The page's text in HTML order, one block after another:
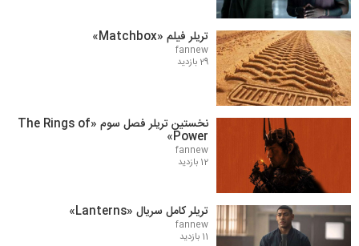
تریلر فیلم «Matchbox»
fannew
29 بازدید
نخستین تریلر فصل سوم «The Rings of
Power»
fannew
12 بازدید
تریلر کامل سریال «Lanterns»
fannew
11 بازدید